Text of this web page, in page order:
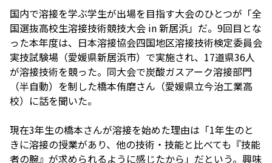
国内で溶接を学ぶ学生が出場を目指す大会のひとつが「全
国選抜高校生溶接技術競技大会 in 新居浜」だ。9回目とな
った本年度は、日本溶接協会四国地区溶接技術検定委員会
実技試験場（愛媛県新居浜市）で実施され、17道県36人
が溶接技術を競った。同大会で炭酸ガスアーク溶接部門
（半自動）を制した橋本侑磨さん（愛媛県立今治工業高
校）に話を聞いた。
現在3年生の橋本さんが溶接を始めた理由は「1年生のと
きに溶接の授業があり、他の技術・技能と比べても『技能
者の腕』が求められるように感じたから」だという。興味